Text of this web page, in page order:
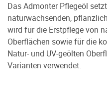
Das Admonter Pflegeöl
naturwachsenden,
wird für die Erstpflege von
Oberflächen sowie für die
Natur- und UV-geölten
Varianten verwendet.